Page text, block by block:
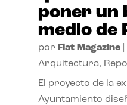
poner un
medio de
por Flat Magazine|
Arquitectura,
El proyecto de la
Ayuntamiento